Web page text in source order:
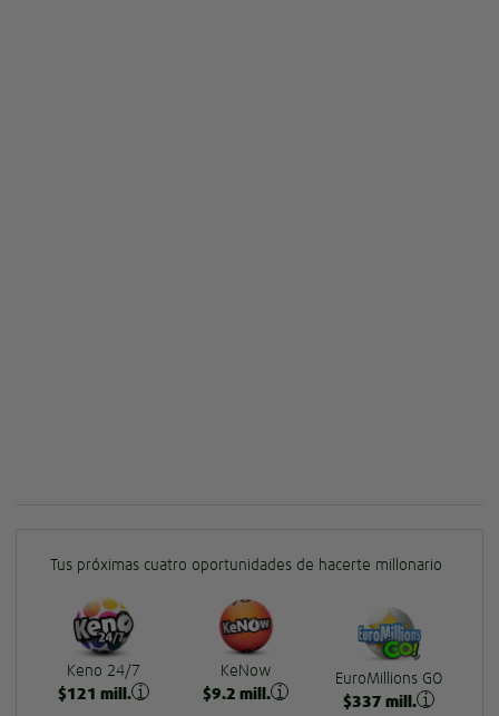
Tus próximas cuatro oportunidades de hacerte millonario
Keno 24/7
$121 mill.
KeNow
$9.2 mill.
EuroMillions GO
$337 mill.